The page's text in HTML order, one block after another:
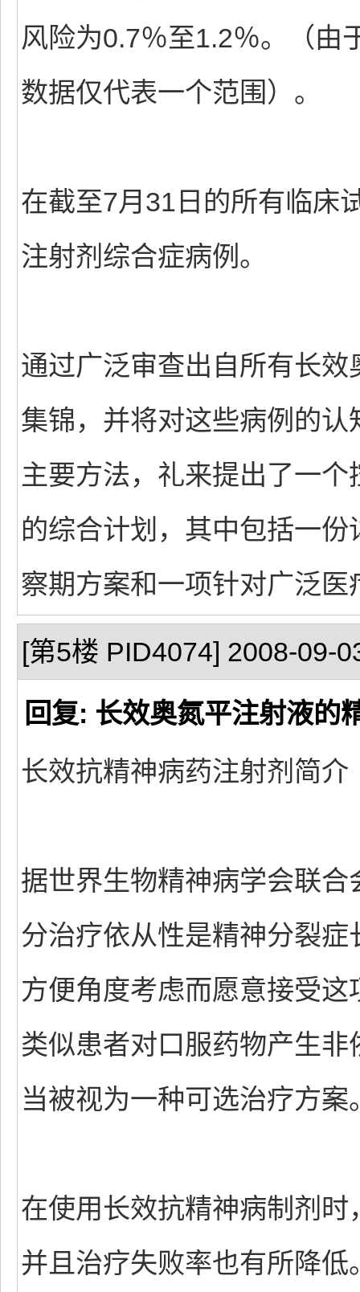
风险为0.7％至1.2％。（由
数据仅代表一个范围）。
在截至7月31日的所有临床
注射剂综合症病例。
通过广泛审查出自所有长
集锦，并将对这些病例的
主要方法，礼来提出了一
的综合计划，其中包括一
察期方案和一项针对广泛
[第5楼 PID4074] 2008-09-
回复: 长效奥氮平注射液的
长效抗精神病药注射剂简介
据世界生物精神病学会联
分治疗依从性是精神分裂
方便角度考虑而愿意接受
类似患者对口服药物产生
当被视为一种可选治疗方案
在使用长效抗精神病制剂
并且治疗失败率也有所降